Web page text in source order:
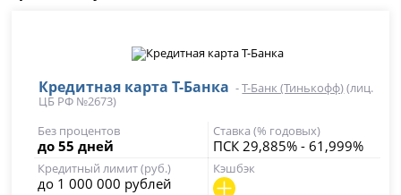
Кредитная карта Т-Банка -Т-Банк (Тинькофф)(лиц.
ЦБ РФ №2673)
Без процентов
до 55 дней
Ставка (% годовых)
ПСК 29,885% - 61,999%
Кредитный лимит (руб.)
до 1 000 000 рублей
Кэшбэк